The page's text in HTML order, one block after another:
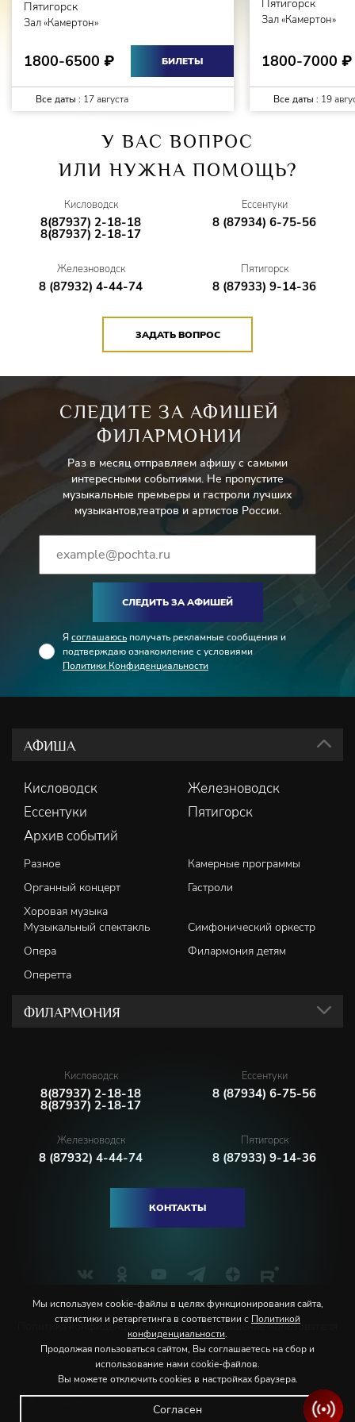
будет конец? Интересно? Приходите, узнаете!
Ждём вас на Премьере спектакля в вашем городе!
Пятигорск
Зал «Камертон»
1800-6500 ₽ БИЛЕТЫ
Все даты : 17 августа
Пятигорск
Зал «Камертон»
1800-7000 ₽
Все даты : 19
У ВАС ВОПРОС
ИЛИ НУЖНА ПОМОЩЬ?
Кисловодск
8(87937) 2-18-18
8(87937) 2-18-17
Ессентуки
8 (87934) 6-75-56
Железноводск
8 (87932) 4-44-74
Пятигорск
8 (87933) 9-14-36
ЗАДАТЬ ВОПРОС
СЛЕДИТЕ ЗА АФИШЕЙ
ФИЛАРМОНИИ
Раз в месяц отправляем афишу с самыми
интересными событиями. Не пропустите
музыкальные премьеры и гастроли лучших
музыкантов,театров и артистов России.
СЛЕДИТЬ ЗА АФИШЕЙ
Я соглашаюсь получать рекламные сообщения и
подтверждаю ознакомление с условиями
Политики Конфиденциальности
АФИША
Кисловодск
Железноводск
Ессентуки
Пятигорск
Архив событий
Разное
Камерные программы
Органный концерт
Гастроли
Хоровая музыка
Музыкальный спектакль
Симфонический оркестр
Опера
Филармония детям
Оперетта
ФИЛАРМОНИЯ
Кисловодск
8(87937) 2-18-18
8(87937) 2-18-17
Ессентуки
8 (87934) 6-75-56
Железноводск
8 (87932) 4-44-74
Пятигорск
8 (87933) 9-14-36
КОНТАКТЫ
Политика конфиденциальности Соглашение пользователя
© 2026 Северо-Кавказская государственная филармония
им. В.И. Сафонова
Мы используем cookie-файлы в целях функционирования сайта,
статистики и ретаргетинга в соответствии с Политикой
конфиденциальности.
Продолжая пользоваться сайтом, Вы соглашаетесь на сбор и
использование нами cookie-файлов.
Вы можете отключить cookies в настройках браузера.
Согласен